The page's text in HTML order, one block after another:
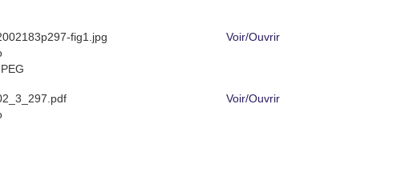
fig1.jpg
Voir/Ouvrir
Voir/Ouvrir